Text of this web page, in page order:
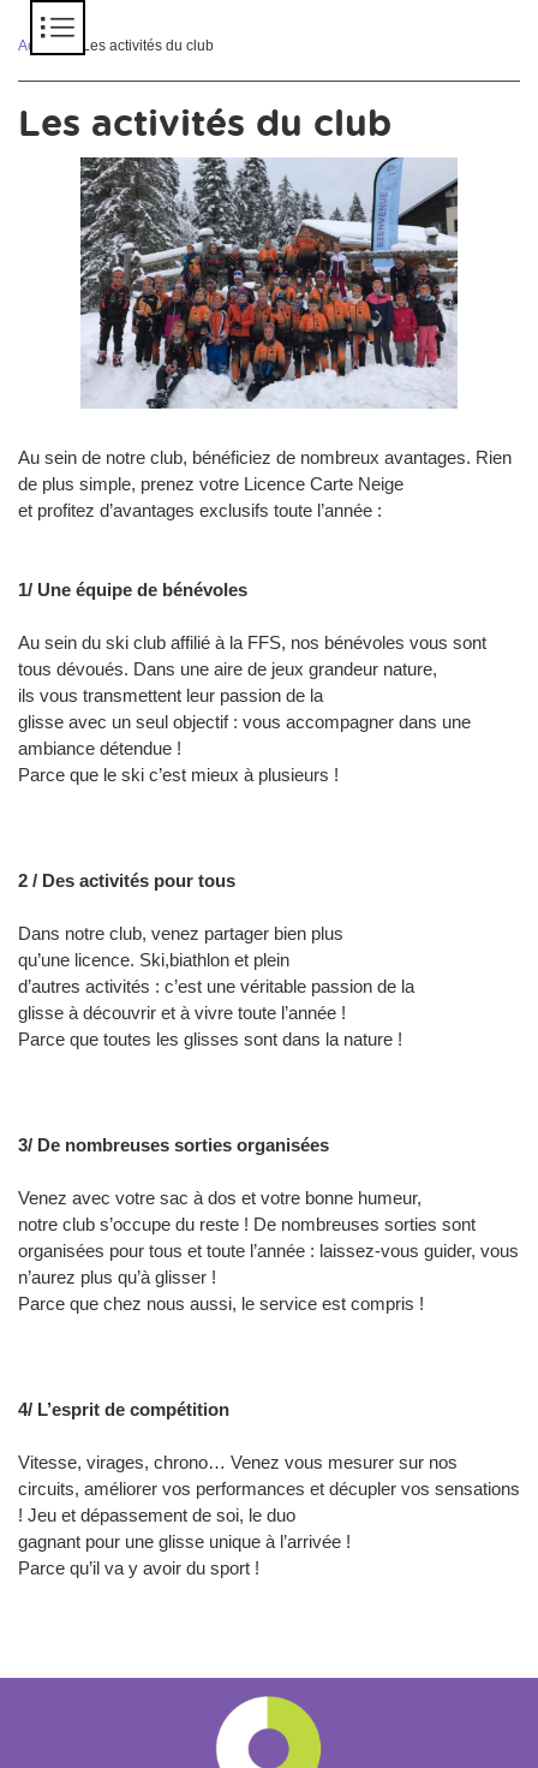
Accueil > Les activités du club
Les activités du club
Au sein de notre club, bénéficiez de nombreux avantages. Rien
de plus simple, prenez votre Licence Carte Neige
et profitez d’avantages exclusifs toute l’année :
1/ Une équipe de bénévoles
Au sein du ski club affilié à la FFS, nos bénévoles vous sont
tous dévoués. Dans une aire de jeux grandeur nature,
ils vous transmettent leur passion de la
glisse avec un seul objectif : vous accompagner dans une
ambiance détendue !
Parce que le ski c’est mieux à plusieurs !
2 / Des activités pour tous
Dans notre club, venez partager bien plus
qu’une licence. Ski,biathlon et plein
d’autres activités : c’est une véritable passion de la
glisse à découvrir et à vivre toute l’année !
Parce que toutes les glisses sont dans la nature !
3/ De nombreuses sorties organisées
Venez avec votre sac à dos et votre bonne humeur,
notre club s’occupe du reste ! De nombreuses sorties sont
organisées pour tous et toute l’année : laissez-vous guider, vous
n’aurez plus qu’à glisser !
Parce que chez nous aussi, le service est compris !
4/ L’esprit de compétition
Vitesse, virages, chrono… Venez vous mesurer sur nos
circuits, améliorer vos performances et décupler vos sensations
! Jeu et dépassement de soi, le duo
gagnant pour une glisse unique à l’arrivée !
Parce qu’il va y avoir du sport !